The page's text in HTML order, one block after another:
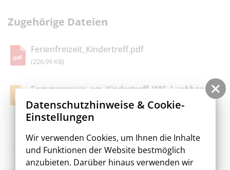
Zugehörige Dateien
Ferienfreizeit_Kindertreff.pdf
(226,99 KB)
Sommerspass_am_Kindertreff_WIS_Luebbenau.j
pg
(1,82 MB)
Tische und Stühlchen Übersicht
Datenschutzhinweise & Cookie-
Einstellungen
Wir verwenden Cookies, um Ihnen die Inhalte
und Funktionen der Website bestmöglich
anzubieten. Darüber hinaus verwenden wir